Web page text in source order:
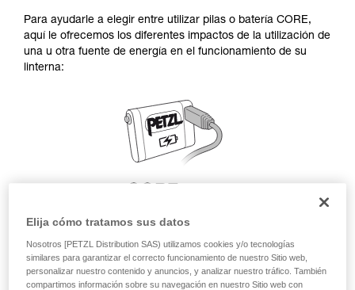
Para ayudarle a elegir entre utilizar pilas o batería CORE,
aquí le ofrecemos los diferentes impactos de la utilización de
una u otra fuente de energía en el funcionamiento de su
linterna:
Elija cómo tratamos sus datos
Nosotros [PETZL Distribution SAS) utilizamos cookies y/o tecnologías
similares para garantizar el correcto funcionamiento de nuestro Sitio web,
personalizar nuestro contenido y anuncios, y analizar nuestro tráfico. También
compartimos información sobre su navegación en nuestro Sitio web con